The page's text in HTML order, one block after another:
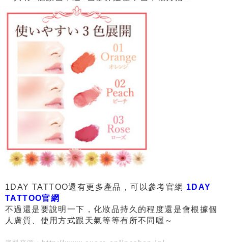
1DAY TATTOO還有更多產品，可以參考官網 1DAY
TATTOO官網
不過還是要說明一下，化妝品持久的程度還是會根據個
人膚質、使用方式跟天氣等等有所不同喔～